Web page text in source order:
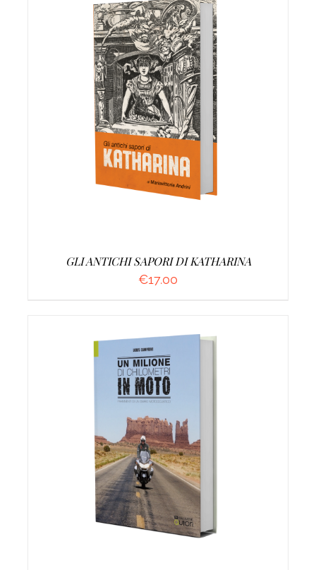
AGGIUNGI AL CARRELLO / DETTAGLI
GLI ANTICHI SAPORI DI KATHARINA
€17.00
AGGIUNGI AL CARRELLO /